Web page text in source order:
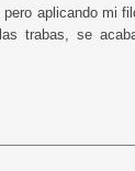
aplicando mi
trabas, se